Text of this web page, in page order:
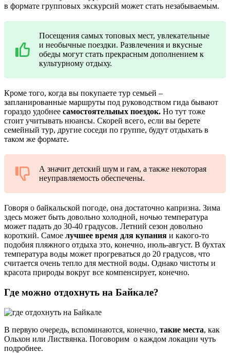
в формате групповых экскурсий может стать незабываемым.
Посещения самых топовых мест, увлекательные
и необычные поездки. Развлечения и вкусные
обеды могут стать прекрасным дополнением к
культурному отдыху.
Кроме того, когда вы покупаете тур семьей –
запланированные маршруты под руководством гида бывают
гораздо удобнее самостоятельных поездок. Но тут тоже
стоит учитывать нюансы. Скорей всего, если вы берете
семейный тур, другие соседи по группе, будут отдыхать в
таком же формате.
А значит детский шум и гам, а также некоторая
неуправляемость обеспечены.
Говоря о байкальской погоде, она достаточно капризна. Зима
здесь может быть довольно холодной, ночью температура
может падать до 30-40 градусов. Летний сезон довольно
короткий. Самое лучшее время для купания и какого-то
подобия пляжного отдыха это, конечно, июль-август. В бухтах
температура воды может прогреваться до 20 градусов, что
считается очень тепло для местной воды. Однако чистоты и
красота природы вокруг все компенсирует, конечно.
Где можно отдохнуть на Байкале?
В первую очередь, вспоминаются, конечно, такие места, как
Ольхон или Листвянка. Поговорим о каждом локации чуть
подробнее.